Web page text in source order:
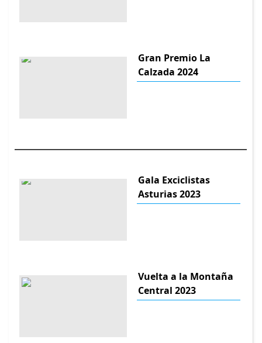
Gran Premio La
Calzada 2024
Gala Exciclistas
Asturias 2023
Vuelta a la Montaña
Central 2023